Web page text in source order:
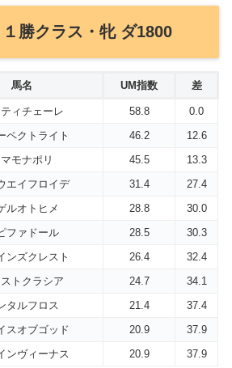
勝クラス・牝 ダ1800
馬名 UM指数 差
ィチェーレ 58.8
0.0
ペクトライト 46.2
12.6
モナポリ 45.5
13.3
エイフロイデ 31.4
27.4
ルオトヒメ 28.8
30.0
ファドール 28.5
30.3
ンズクレスト 26.4
32.4
トクラシア 24.7
34.1
タルフロス 21.4
37.4
スオブゴッド 20.9
37.9
ンヴィーナス 20.9 37.9